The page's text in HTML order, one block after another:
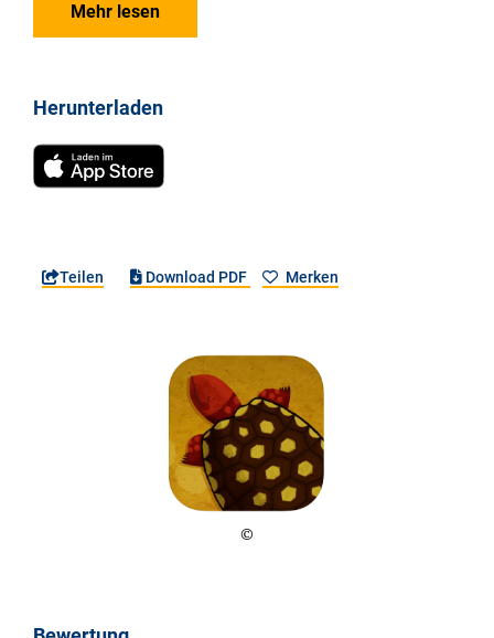
Mehr lesen
Herunterladen
Teilen Download PDF Merken
©